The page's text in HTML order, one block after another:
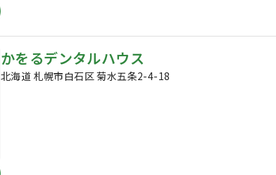
かをるデンタルハウス
北海道 札幌市白石区 菊水五条2-4-18